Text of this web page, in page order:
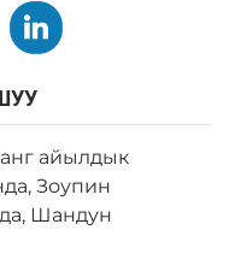
айылдык
Зоупин
Шандун